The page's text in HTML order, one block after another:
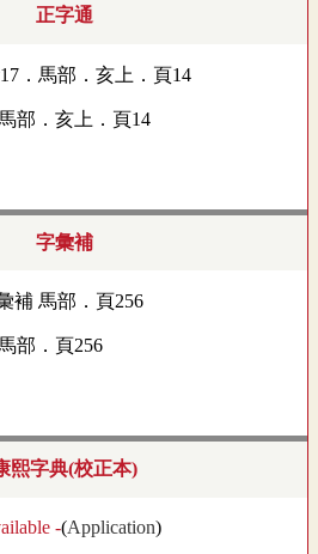
正字通
部．亥上．頁14
字彙補
馬部．頁256
熙字典(校正本)
-(Application)